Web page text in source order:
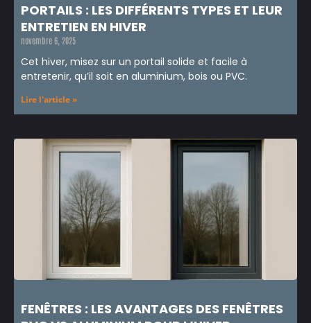
PORTAILS : LES DIFFÉRENTS TYPES ET LEUR
ENTRETIEN EN HIVER
novembre 6, 2025
Cet hiver, misez sur un portail solide et facile à
entretenir, qu’il soit en aluminium, bois ou PVC.
Lire l'article »
FENÊTRES : LES AVANTAGES DES FENÊTRES